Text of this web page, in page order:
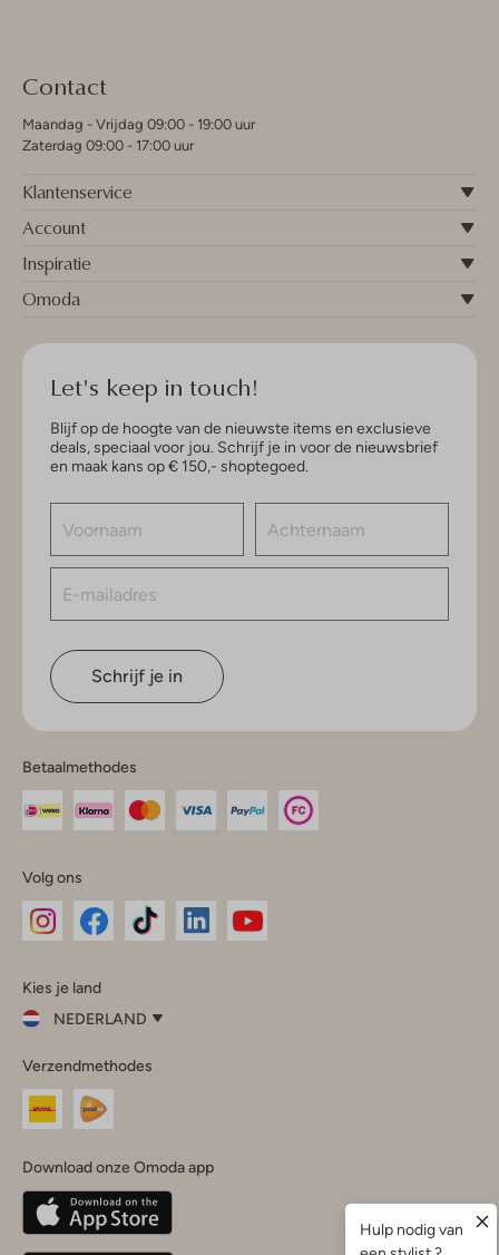
Contact
Maandag - Vrijdag 09:00 - 19:00 uur
Zaterdag 09:00 - 17:00 uur
Klantenservice
Account
Inspiratie
Omoda
Let's keep in touch!
Blijf op de hoogte van de nieuwste items en exclusieve
deals, speciaal voor jou. Schrijf je in voor de nieuwsbrief
en maak kans op € 150,- shoptegoed.
Schrijf je in
Betaalmethodes
Volg ons
InstagramFacebook
Kies je land
NEDERLAND
je
land
Nederland
Belgique(Français)
Deutschland
Verzendmethodes
Download onze Omoda app